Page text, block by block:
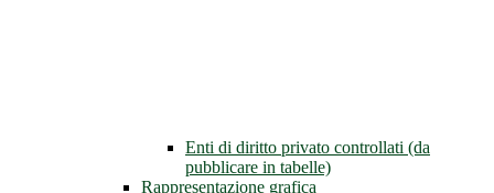
Enti di diritto privato controllati (da
pubblicare in tabelle)
Rappresentazione grafica